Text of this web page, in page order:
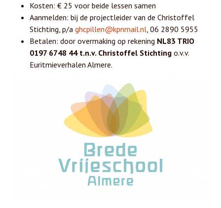
Kosten: € 25 voor beide lessen samen
Aanmelden: bij de projectleider van de Christoffel
Stichting, p/a ghcpillen@kpnmail.nl, 06 2890 5955
Betalen: door overmaking op rekening NL83 TRIO
0197 6748 44 t.n.v. Christoffel Stichting o.v.v.
Euritmieverhalen Almere.